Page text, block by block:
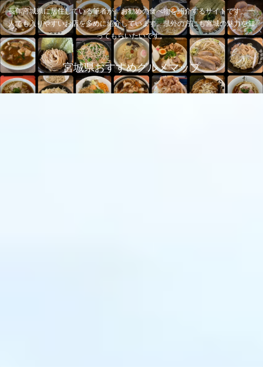
長年宮城県に居住している筆者が、お勧めの食べ物を紹介するサイトです。一
人でも入りやすいお店を多めに紹介しています。県外の方にも宮城の魅力を知
ってもらいたいです。
宮城県おすすめグルメマップ